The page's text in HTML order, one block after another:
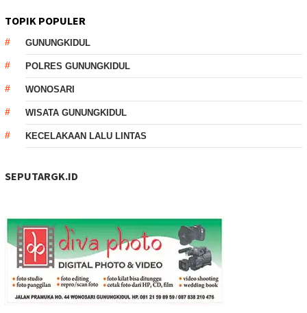
TOPIK POPULER
GUNUNGKIDUL
POLRES GUNUNGKIDUL
WONOSARI
WISATA GUNUNGKIDUL
KECELAKAAN LALU LINTAS
SEPUTARGK.ID